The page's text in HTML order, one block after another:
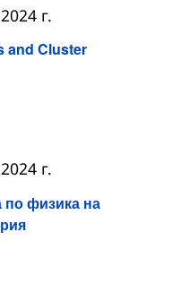
and Cluster
г.
физика на
г.